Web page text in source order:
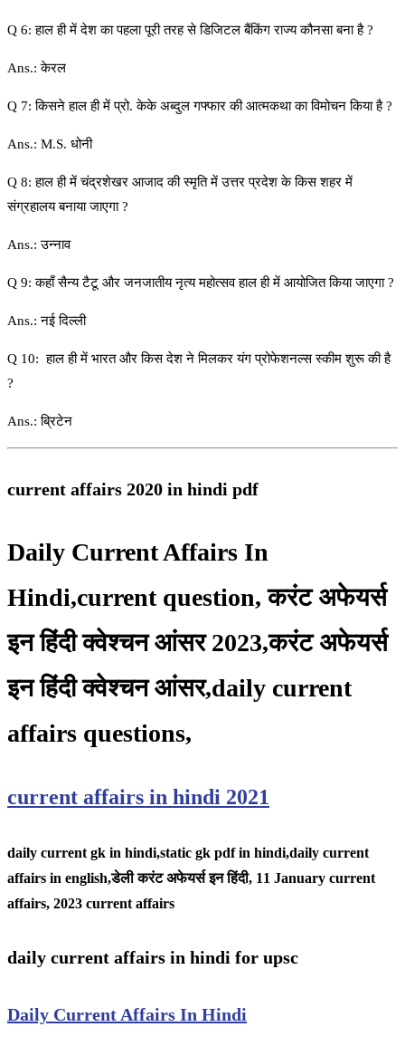
Q 6: हाल ही में देश का पहला पूरी तरह से डिजिटल बैंकिंग राज्य कौनसा बना है ?
Ans.: केरल
Q 7: किसने हाल ही में प्रो. केके अब्दुल गफ्फार की आत्मकथा का विमोचन किया है ?
Ans.: M.S. धोनी
Q 8: हाल ही में चंद्रशेखर आजाद की स्मृति में उत्तर प्रदेश के किस शहर में
संग्रहालय बनाया जाएगा ?
Ans.: उन्नाव
Q 9: कहाँ सैन्य टैटू और जनजातीय नृत्य महोत्सव हाल ही में आयोजित किया जाएगा ?
Ans.: नई दिल्ली
Q 10: हाल ही में भारत और किस देश ने मिलकर यंग प्रोफेशनल्स स्कीम शुरू की है
?
Ans.: ब्रिटेन
current affairs 2020 in hindi pdf
Daily Current Affairs In
Hindi,current question, करंट अफेयर्स
इन हिंदी क्वेश्चन आंसर 2023,करंट अफेयर्स
इन हिंदी क्वेश्चन आंसर,daily current
affairs questions,
current affairs in hindi 2021
daily current gk in hindi,static gk pdf in hindi,daily current
affairs in english,डेली करंट अफेयर्स इन हिंदी, 11 January current
affairs, 2023 current affairs
daily current affairs in hindi for upsc
Daily Current Affairs In Hindi